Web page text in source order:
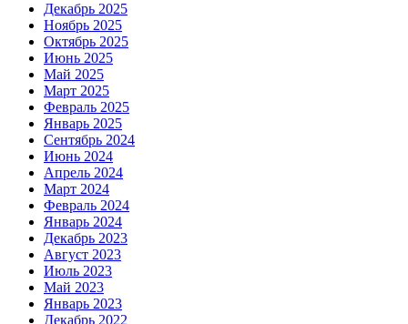
Декабрь 2025
Ноябрь 2025
Октябрь 2025
Июнь 2025
Май 2025
Март 2025
Февраль 2025
Январь 2025
Сентябрь 2024
Июнь 2024
Апрель 2024
Март 2024
Февраль 2024
Январь 2024
Декабрь 2023
Август 2023
Июль 2023
Май 2023
Январь 2023
Декабрь 2022